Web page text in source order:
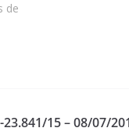
Tierra
en el
del
de
23.841/15 – 08/07/